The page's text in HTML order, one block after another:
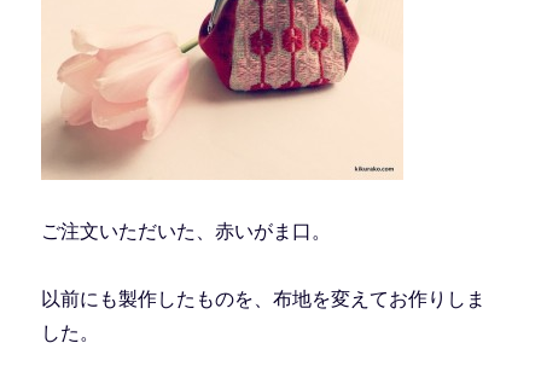
ご注文いただいた、赤いがま口。
以前にも製作したものを、布地を変えてお作りしま
した。